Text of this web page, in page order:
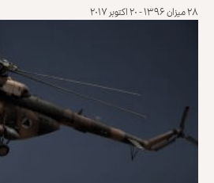
۲۸ میزان ۱۳۹۶ - ۲۰ اکتوبر ۲۰۱۷